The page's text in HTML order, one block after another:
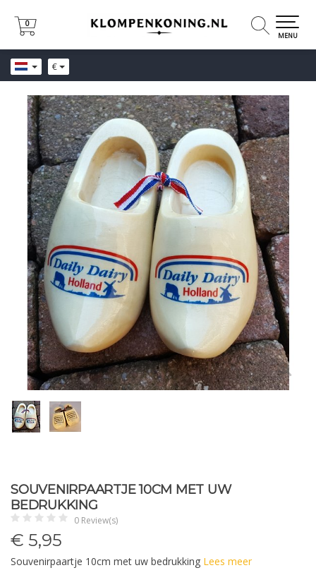
€
0
0
MENU
SOUVENIRPAARTJE 10CM MET UW
BEDRUKKING
0 Review(s)
€ 5,95
Souvenirpaartje 10cm met uw bedrukking Lees meer